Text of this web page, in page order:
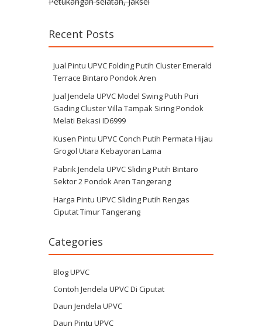
Recent Posts
Jual Pintu UPVC Folding Putih Cluster Emerald
Terrace Bintaro Pondok Aren
Jual Jendela UPVC Model Swing Putih Puri
Gading Cluster Villa Tampak Siring Pondok
Melati Bekasi ID6999
Kusen Pintu UPVC Conch Putih Permata Hijau
Grogol Utara Kebayoran Lama
Pabrik Jendela UPVC Sliding Putih Bintaro
Sektor 2 Pondok Aren Tangerang
Harga Pintu UPVC Sliding Putih Rengas
Ciputat Timur Tangerang
Categories
Blog UPVC
Contoh Jendela UPVC Di Ciputat
Daun Jendela UPVC
Daun Pintu UPVC